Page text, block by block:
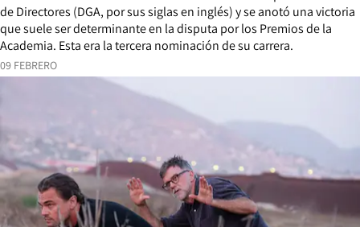
09 FEBRERO
de Directores (DGA, por sus siglas en inglés) y se anotó una victoria
que suele ser determinante en la disputa por los Premios de la
Academia. Esta era la tercera nominación de su carrera.